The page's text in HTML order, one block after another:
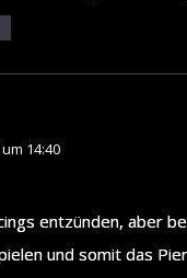
14:40
entzünden, aber
und somit das